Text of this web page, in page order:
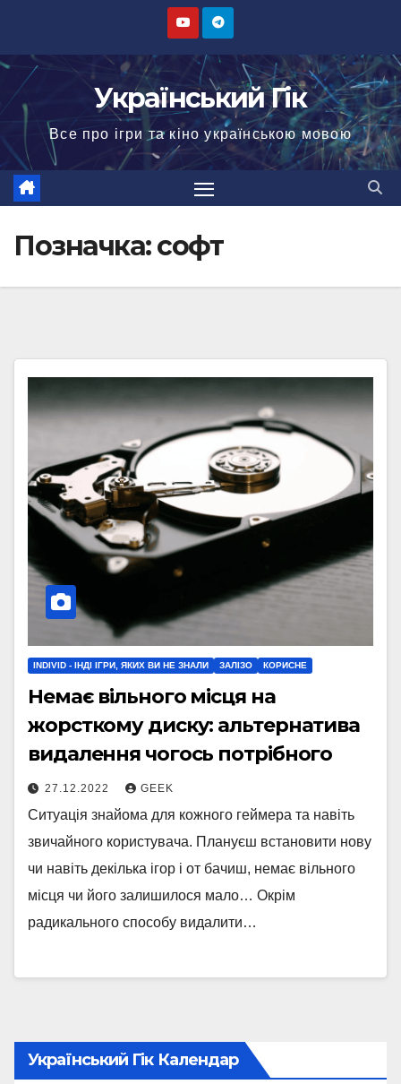
вмісту
Український Гік
Все про ігри та кіно українською мовою
Позначка:софт
INDIVID - ІНДІ ІГРИ, ЯКИХ ВИ НЕ ЗНАЛИ ЗАЛІЗО КОРИСНЕ
Немає вільного місця на
жорсткому диску: альтернатива
видалення чогось потрібного
27.12.2022 GEEK
Ситуація знайома для кожного геймера та навіть
звичайного користувача. Плануєш встановити нову
чи навіть декілька ігор і от бачиш, немає вільного
місця чи його залишилося мало… Окрім
радикального способу видалити…
Український Гік Календар